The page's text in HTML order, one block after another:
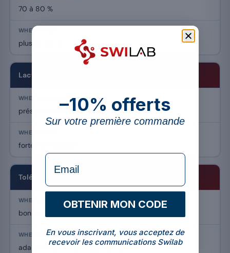
70 à 80 %
plus de 90 %
Lactose et graisses
présents en faible quantité
fortement réduits
Tolérance digestive
bonne si le lactose est toléré
adaptée aux sensibilités légères
–10% offerts
Sur votre première commande
formulaire Email
OBTENIR MON CODE
En vous inscrivant, vous acceptez de
recevoir les communications Swilab